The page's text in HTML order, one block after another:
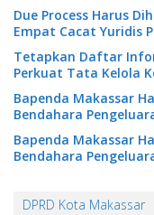
Due Process Harus
Empat Cacat Yuridis
Tetapkan Daftar
Perkuat Tata Kelola
Bapenda Makassar
Bendahara
Bapenda Makassar
Bendahara
DPRD Kota Makassar